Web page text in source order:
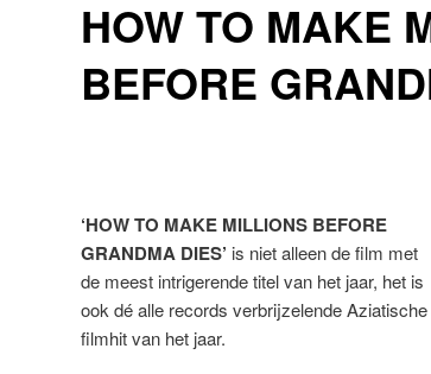
HOW TO MAKE
BEFORE
‘HOW TO MAKE MILLIONS BEFORE
GRANDMA DIES’ is niet alleen de film met
de meest intrigerende titel van het jaar, het is
ook dé alle records verbrijzelende Aziatische
filmhit van het jaar.